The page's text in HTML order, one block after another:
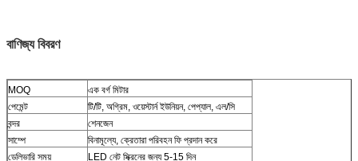
বাণিজ্য বিবরণ
MOQ
এক বর্গ মিটার
পেমেন্ট
টি/টি, অগ্রিম, ওয়েস্টার্ন ইউনিয়ন, পেপ্যাল, এল/সি
বন্দর
শেনজেন
সাম্পে
বিনামূল্যে, ক্রেতারা পরিবহন ফি প্রদান করে
ডেলিভারি সময়
LED নেট স্ক্রিনের জন্য 5-15 দিন